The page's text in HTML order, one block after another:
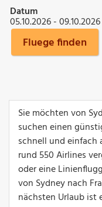
Datum
05.10.2026 - 09.10.2026
Fluege finden
Sie möchten von
suchen einen
schnell und einfach
rund 550 Airlines
oder eine
von Sydney nach
nächsten Urlaub ist